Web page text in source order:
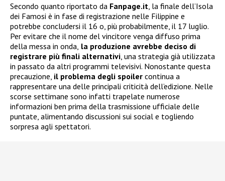
Secondo quanto riportato da Fanpage.it , la finale dell’Isola
dei Famosi è in fase di registrazione nelle Filippine e
potrebbe concludersi il 16 o, più probabilmente, il 17 luglio.
Per evitare che il nome del vincitore venga diffuso prima
della messa in onda, la produzione avrebbe deciso di
registrare più finali alternativi , una strategia già utilizzata
in passato da altri programmi televisivi. Nonostante questa
precauzione, il problema degli spoiler continua a
rappresentare una delle principali criticità dell’edizione. Nelle
scorse settimane sono infatti trapelate numerose
informazioni ben prima della trasmissione ufficiale delle
puntate, alimentando discussioni sui social e togliendo
sorpresa agli spettatori.